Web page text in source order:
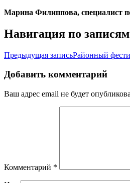
Марина Филиппова, специалист
Навигация по записям
Предыдущая записьРайонный
Добавить комментарий
Ваш адрес email не будет
Комментарий *